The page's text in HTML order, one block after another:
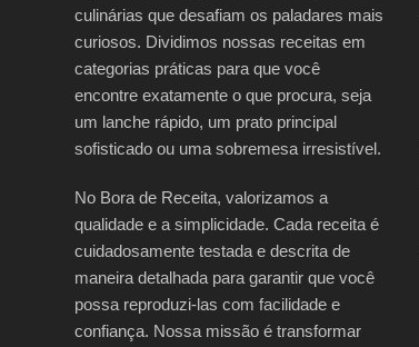
culinárias que desafiam os paladares mais
curiosos. Dividimos nossas receitas em
categorias práticas para que você
encontre exatamente o que procura, seja
um lanche rápido, um prato principal
sofisticado ou uma sobremesa irresistível.
No Bora de Receita, valorizamos a
qualidade e a simplicidade. Cada receita é
cuidadosamente testada e descrita de
maneira detalhada para garantir que você
possa reproduzi-las com facilidade e
confiança. Nossa missão é transformar